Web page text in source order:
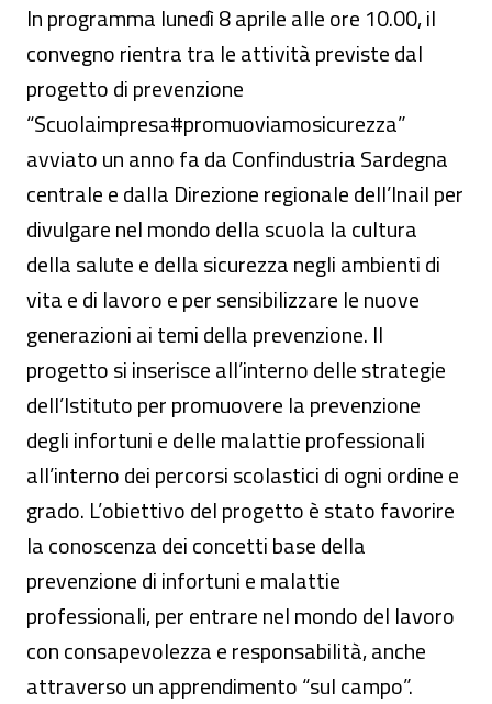
In programma lunedì 8 aprile alle ore 10.00, il
convegno rientra tra le attività previste dal
progetto di prevenzione
“Scuolaimpresa#promuoviamosicurezza”
avviato un anno fa da Confindustria Sardegna
centrale e dalla Direzione regionale dell’Inail per
divulgare nel mondo della scuola la cultura
della salute e della sicurezza negli ambienti di
vita e di lavoro e per sensibilizzare le nuove
generazioni ai temi della prevenzione. Il
progetto si inserisce all’interno delle strategie
dell’Istituto per promuovere la prevenzione
degli infortuni e delle malattie professionali
all’interno dei percorsi scolastici di ogni ordine e
grado. L’obiettivo del progetto è stato favorire
la conoscenza dei concetti base della
prevenzione di infortuni e malattie
professionali, per entrare nel mondo del lavoro
con consapevolezza e responsabilità, anche
attraverso un apprendimento “sul campo”.